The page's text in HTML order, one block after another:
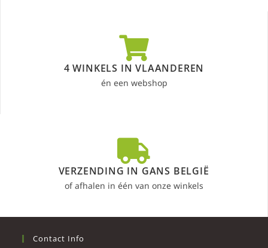
4 WINKELS IN VLAANDEREN
én een webshop
VERZENDING IN GANS BELGIË
of afhalen in één van onze winkels
Contact Info